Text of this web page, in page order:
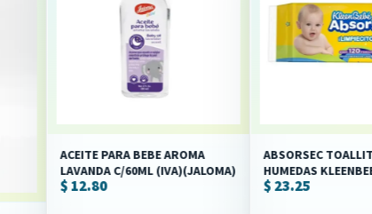
ACEITE PARA BEBE AROMA
LAVANDA C/60ML (IVA)(JALOMA)
ABSORSEC TOALLITAS
HUMEDAS KLEENBEBÉ C/120
PZS (IVA)(KIMBERLY-CLARK)